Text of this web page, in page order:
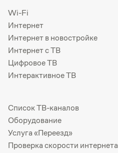
Wi-Fi
Интернет
Интернет в новостройке
Интернет с ТВ
Цифровое ТВ
Интерактивное ТВ
Список ТВ-каналов
Оборудование
Услуга «Переезд»
Проверка скорости интернета